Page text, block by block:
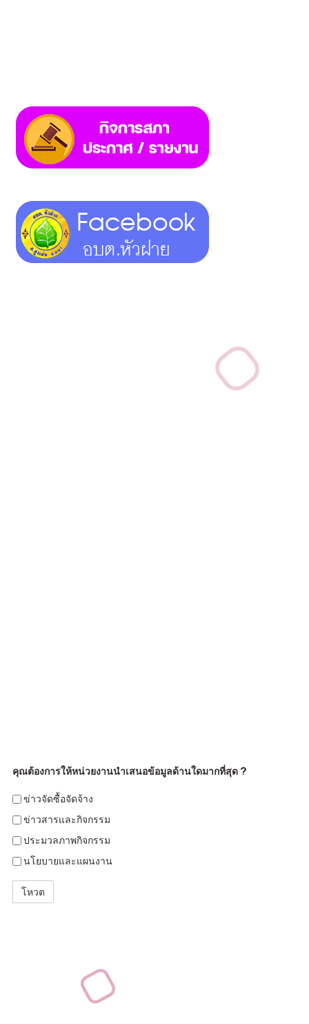
คุณต้องการให้หน่วยงานนำเสนอข้อมูลด้านใดมากที่สุด ?
ข่าวจัดซื้อจัดจ้าง
ข่าวสารและกิจกรรม
ประมวลภาพกิจกรรม
นโยบายและแผนงาน